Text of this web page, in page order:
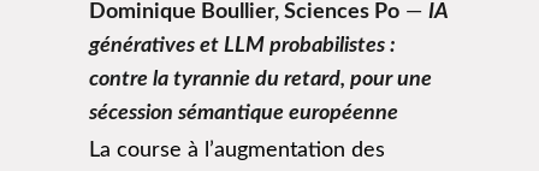
Dominique Boullier, Sciences Po — IA
génératives et LLM probabilistes :
contre la tyrannie du retard, pour une
sécession sémantique européenne
La course à l’augmentation des